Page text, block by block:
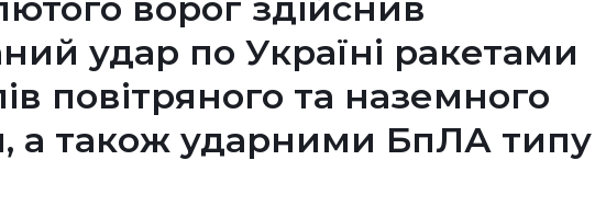
удар по Україні ракетами
повітряного та наземного
а також ударними БпЛА типу